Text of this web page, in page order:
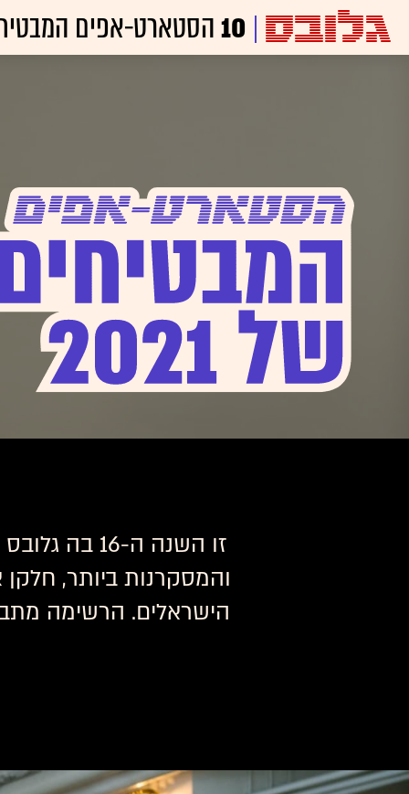
10הסטארט-אפים
זו השנה
והמסקרנות ביותר,
הישראלים. הרשימה מתבססת על הבחירות של 63